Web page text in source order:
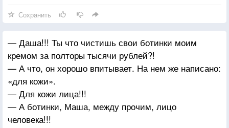
больше не заваривай, ладно?
Сохранить
— Даша!!! Ты что чистишь свои ботинки моим
кремом за полторы тысячи рублей?!
— А что, он хорошо впитывает. На нем же написано:
«для кожи».
— Для кожи лица!!!
— А ботинки, Маша, между прочим, лицо
человека!!!